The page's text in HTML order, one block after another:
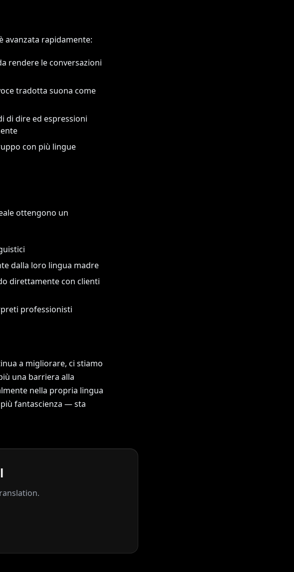
avanzata rapidamente:
rendere le conversazioni
tradotta suona come
dire ed espressioni
con più lingue
ottengono un
dalla loro lingua madre
direttamente con clienti
professionisti
a migliorare, ci stiamo
una barriera alla
nella propria lingua
fantascienza — sta